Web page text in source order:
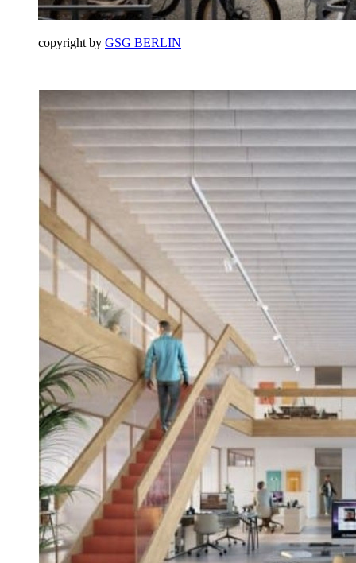
copyright by GSG BERLIN